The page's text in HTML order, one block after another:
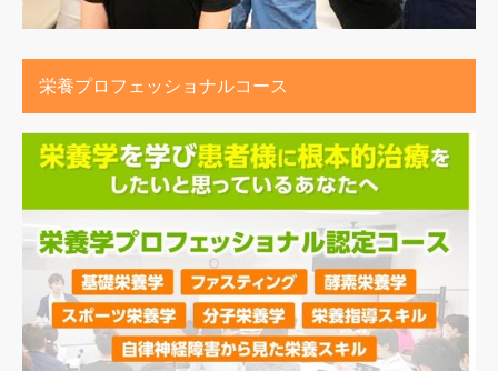
栄養プロフェッショナルコース